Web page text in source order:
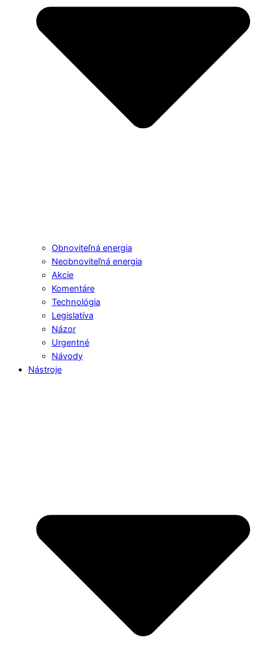
Obnoviteľná energia
Neobnoviteľná energia
Akcie
Komentáre
Technológia
Legislatíva
Názor
Urgentné
Návody
Nástroje